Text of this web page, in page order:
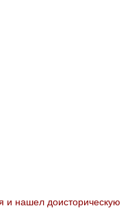
и нашел доисторическую